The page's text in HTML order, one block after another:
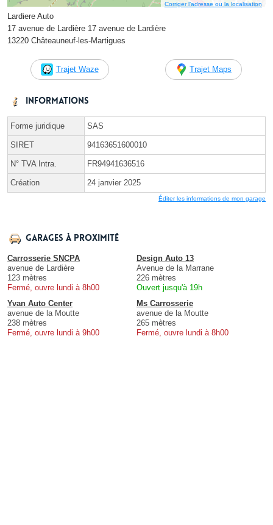
Corriger l’adresse ou la localisation
Lardiere Auto
17 avenue de Lardière 17 avenue de Lardière
13220 Châteauneuf-les-Martigues
Trajet Waze Trajet Maps
Informations
Forme juridique SAS
SIRET 94163651600010
N° TVA Intra. FR94941636516
Création 24 janvier 2025
Éditer les informations de mon garage
Garages à proximité
Carrosserie SNCPA
avenue de Lardière
123 mètres
Fermé, ouvre lundi à 8h00
Design Auto 13
Avenue de la Marrane
226 mètres
Ouvert jusqu'à 19h
Yvan Auto Center
avenue de la Moutte
238 mètres
Fermé, ouvre lundi à 9h00
Ms Carrosserie
avenue de la Moutte
265 mètres
Fermé, ouvre lundi à 8h00